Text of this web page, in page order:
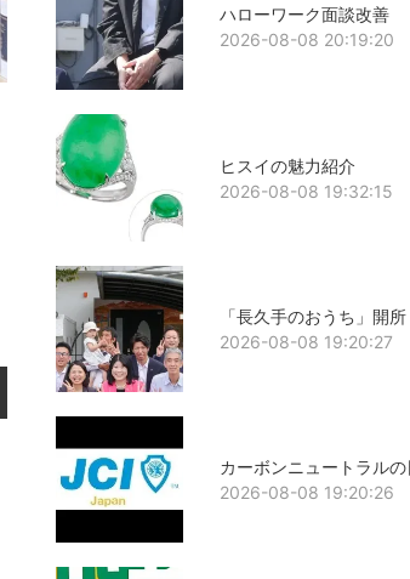
ハローワーク面談改善
2026-08-08 20:19:20
ヒスイの魅力紹介
2026-08-08 19:32:15
「長久手のおうち」開所
2026-08-08 19:20:27
カーボンニュートラルの
2026-08-08 19:20:26